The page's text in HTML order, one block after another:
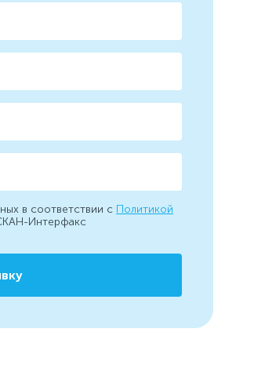
в соответствии с Политикой
Интерфакс